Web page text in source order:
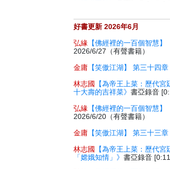
好書更新 2026年6月
弘緣 【佛經裡的一百個智慧
2026/6/27（有聲書籍）
金庸 【笑傲江湖】 第三十四
林志國
【為帝王上菜：歷代
十大壽的吉祥菜》書亞錄音
弘緣 【佛經裡的一百個智慧
2026/6/20（有聲書籍）
金庸 【笑傲江湖】 第三十三
林志國
【為帝王上菜：歷代
「嫦娥知情」》書亞錄音